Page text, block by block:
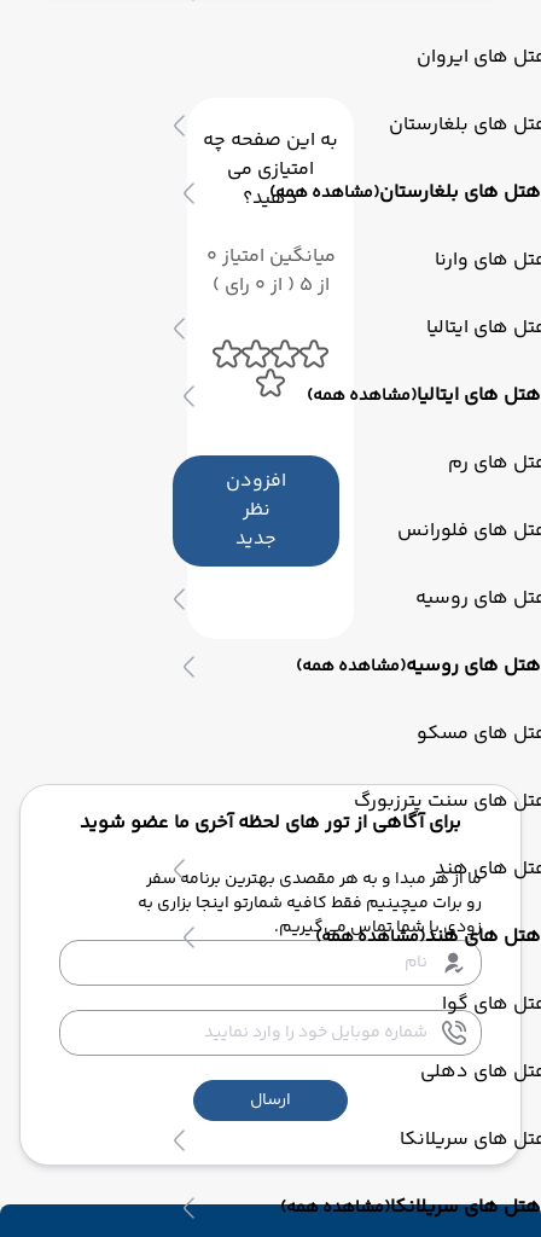
های ایروان
های بلغارستان
هتل های بلغارستان(مشاهده همه)
های وارنا
های ایتالیا
هتل های ایتالیا(مشاهده همه)
های رم
های فلورانس
های روسیه
هتل های روسیه(مشاهده همه)
های مسکو
های سنت پترزبورگ
های هند
هتل های هند(مشاهده همه)
های گوا
های دهلی
های سریلانکا
هتل های سریلانکا(مشاهده همه)
به این صفحه چه
امتیازی می
دهید؟
میانگین امتیاز 0
از 5 ( از 0 رای )
افزودن
نظر
جدید
برای آگاهی از تور های لحظه آخری ما عضو شوید
ما از هر مبدا و به هر مقصدی بهترین برنامه سفر
رو برات میچینیم فقط کافیه شمارتو اینجا بزاری به
زودی با شما تماس می‌گیریم.
ارسال